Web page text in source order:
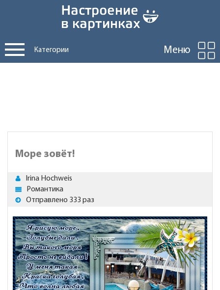
Категории Меню
Море зовёт!
Irina Hochweis
Романтика
Отправлено 333 раз